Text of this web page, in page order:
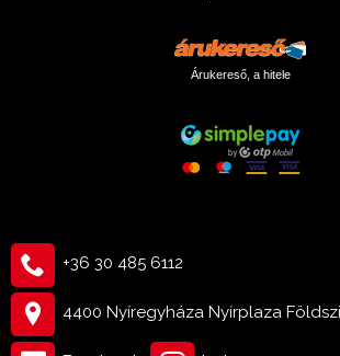
Árukereső, a hitele
+36 30 485 6112
4400 Nyíregyháza Nyírplaza